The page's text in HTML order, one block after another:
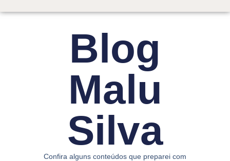
Blog
Malu
Silva
Confira alguns conteúdos que preparei com